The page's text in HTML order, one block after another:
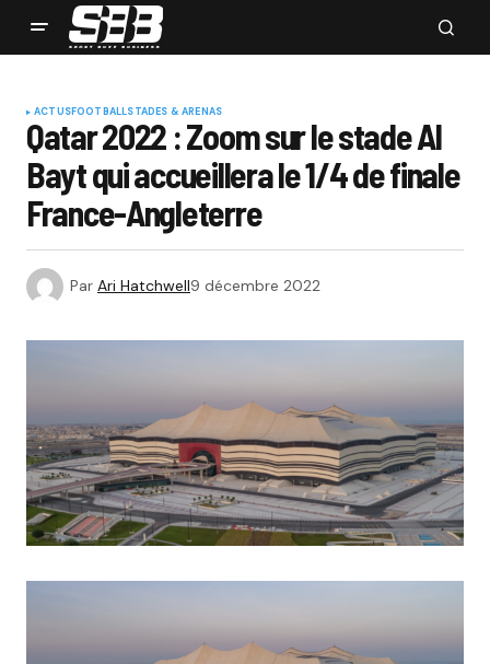
ACTUSFOOTBALLSTADES & ARENAS
Qatar 2022 : Zoom sur le stade Al
Bayt qui accueillera le 1/4 de finale
France-Angleterre
Par Ari Hatchwell9 décembre 2022